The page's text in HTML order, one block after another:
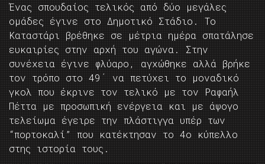
Ένας σπουδαίος τελικός από δύο μεγάλες
ομάδες έγινε στο Δημοτικό Στάδιο. Το
Καταστάρι βρέθηκε σε μέτρια ημέρα σπατάλησε
ευκαιρίες στην αρχή του αγώνα. Στην
συνέχεια έγινε φλύαρο, αγχώθηκε αλλά βρήκε
τον τρόπο στο 49΄ να πετύχει το μοναδικό
γκολ που έκρινε τον τελικό με τον Ραφαήλ
Πέττα με προσωπική ενέργεια και με άψογο
τελείωμα έγειρε την πλάστιγγα υπέρ των
“πορτοκαλί” που κατέκτησαν το 4ο κύπελλο
στης ιστορία τους.